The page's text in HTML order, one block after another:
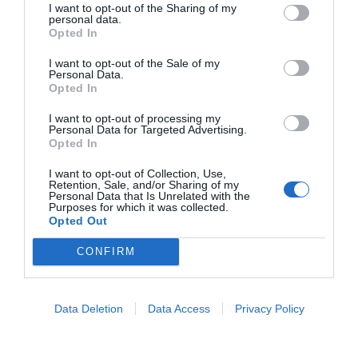
I want to opt-out of the Sharing of my
personal data.
Opted In
I want to opt-out of the Sale of my
Personal Data.
Opted In
I want to opt-out of processing my
Personal Data for Targeted Advertising.
Opted In
I want to opt-out of Collection, Use,
Retention, Sale, and/or Sharing of my
Personal Data that Is Unrelated with the
Purposes for which it was collected.
Opted Out
CONFIRM
Data Deletion Data Access Privacy Policy
clubes de LaLiga, Liga F y Primera Federación; 200
clubes de ligas europeas; 22 clubes de ACB y Primera
La plataforma de datos monitoriza más de 34.000
contratos de patrocinio, de los que 25.000
corresponden al mercado español y más de 8.000 a
segmentados por competición, tipología de activos,
marcas, categorías de producto y valor económico
aproximado de cada acuerdo. Si quieres más
intelligence@2playbook.com
Añadir2Playbook
Mantente informado con las últimas noticias de actualidad.